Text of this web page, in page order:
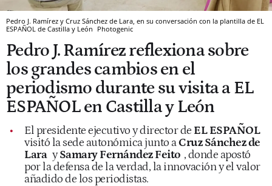
Pedro J. Ramírez y Cruz Sánchez de Lara, en su conversación con la plantilla de EL
ESPAÑOL de Castilla y León Photogenic
Pedro J. Ramírez reflexiona sobre
los grandes cambios en el
periodismo durante su visita a EL
ESPAÑOL en Castilla y León
El presidente ejecutivo y director de EL ESPAÑOL
visitó la sede autonómica junto aCruz Sánchez de
Lara ySamary Fernández Feito , donde apostó
por la defensa de la verdad, la innovación y el valor
añadido de los periodistas.